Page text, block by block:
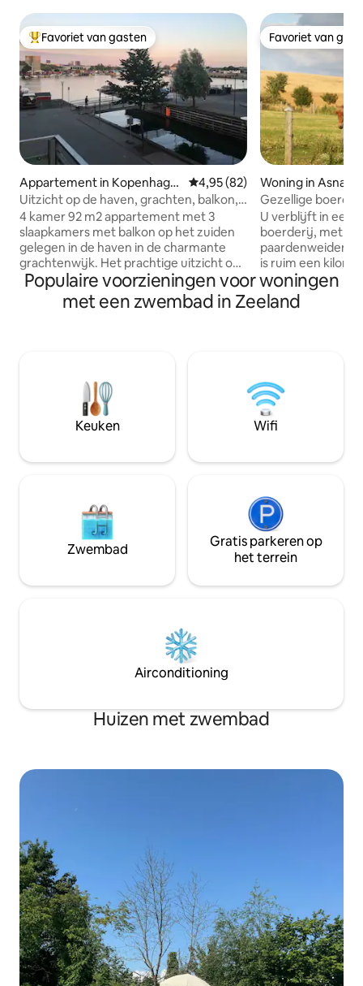
Topfavoriet van gasten
Favoriet van gasten
Appartement in Kopenhage
n
Gemiddelde beoordeling van
4,95 (82)
Uitzicht op de haven, grachten, balkon,
metro naar luchthaven
4 kamer 92 m2 appartement met 3
slaapkamers met balkon op het zuiden
gelegen in de haven in de charmante
grachtenwijk. Het prachtige uitzicht op
zowel de grachten als de haven
onderscheidt het van andere
appartementen. - 3
gezinnen/groepen max. 6 personen. -
Taxi naar luchthaven: enkele reis is 30 € /
15 minuten - Parkeergelegenheid op 350
meter afstand - E-car: opladen is geen
privéwoning met ziel en persoonlijke
Favoriet van
Favoriet van
Woning in Asnæs
Gezellige
met veel ruimte
U verblijft in een
boerderij, met
paardenweiden
is ruim een
met enkele van
Denemarken. Het gebied is prachtig om
te paardrijden en
ligt Rismosegård
fietsmekka van
meter van de
Magnus Cort in
de Tour de
Populaire voorzieningen voor woningen
met een zwembad in Zeeland
Keuken Wifi
Zwembad
Gratis parkeren op
het terrein
Airconditioning
Huizen met zwembad